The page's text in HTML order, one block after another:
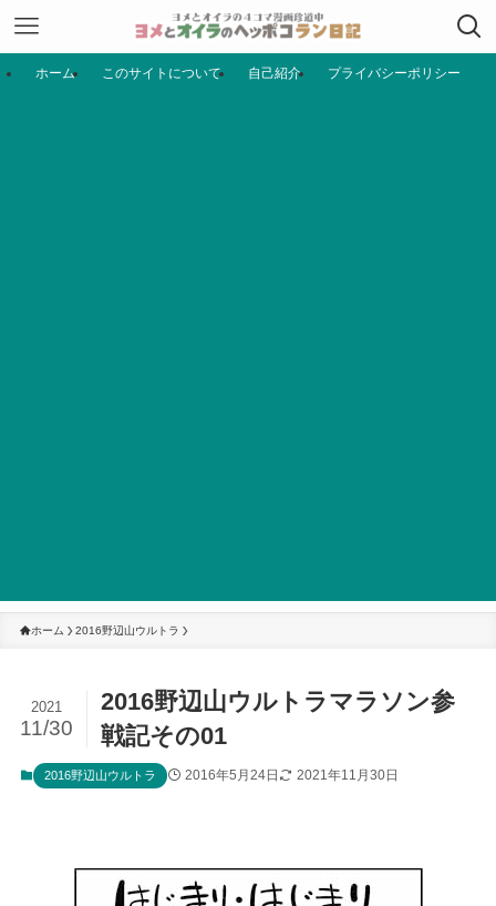
ホーム このサイトについて 自己紹介 プライバシーポリシー
ホーム 2016野辺山ウルトラ
2016野辺山ウルトラマラソン参
戦記その01
2021
11/30
2016野辺山ウルトラ 2016年5月24日 2021年11月30日